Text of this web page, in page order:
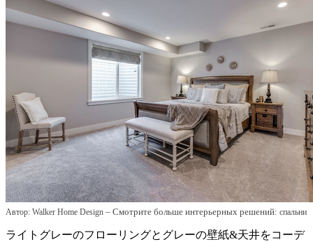
Автор: Walker Home Design – Смотрите больше интерьерных решений: спальни
ライトグレーのフローリングとグレーの壁紙&天井をコーデ